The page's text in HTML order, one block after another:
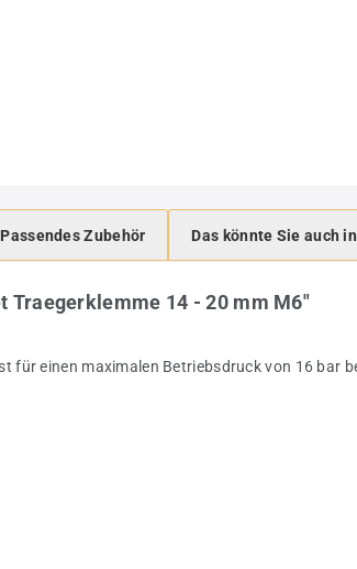
Passendes Zubehör Das könnte Sie auch
Traegerklemme 14 - 20 mm M6"
für einen maximalen Betriebsdruck von 16 bar